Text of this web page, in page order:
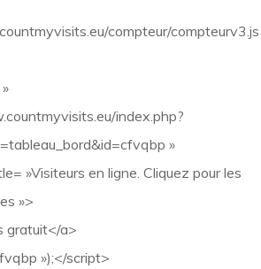
compteur/compteurv3.js
index.php?
»
»Visiteurs en ligne. Cliquez pour les
»>
gratuit</a>
»);</script>